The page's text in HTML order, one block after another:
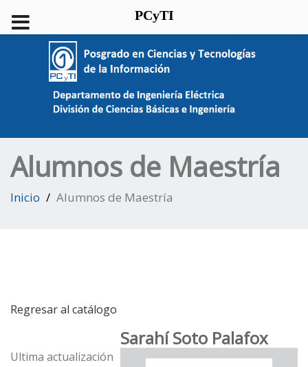
Alumnos de Maestría
Inicio Alumnos de Maestría
Regresar al catálogo
Sarahí Soto Palafox
Ultima actualización
PCyTI